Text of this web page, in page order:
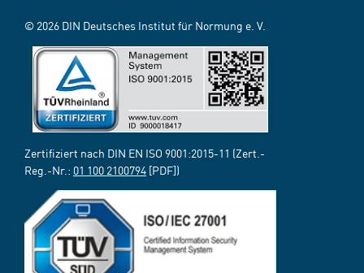
© 2026 DIN Deutsches Institut für Normung e. V.
Zertifiziert nach DIN EN ISO 9001:2015-11 (Zert.-
Reg.-Nr.: 01 100 2100794 [PDF])